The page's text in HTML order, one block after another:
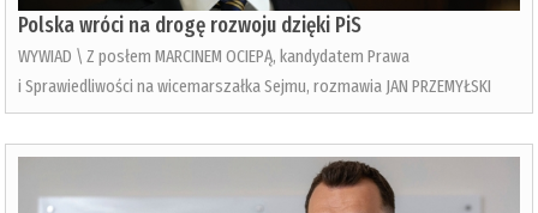
Polska wróci na drogę rozwoju dzięki PiS
WYWIAD \ Z posłem MARCINEM OCIEPĄ, kandydatem Prawa
i Sprawiedliwości na wicemarszałka Sejmu, rozmawia JAN PRZEMYŁSKI